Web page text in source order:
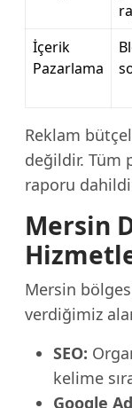
İçerik
Pazarlama
Reklam
değildir. Tüm
raporu
Mersin
Mersin
verdiğimiz
SEO:
kelime
Google